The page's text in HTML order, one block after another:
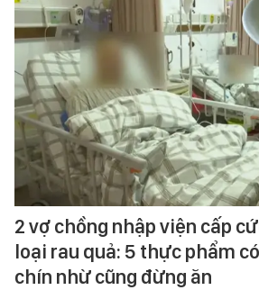
2 vợ chồng nhập viện cấp
loại rau quả: 5 thực phẩm
chín nhừ cũng đừng ăn